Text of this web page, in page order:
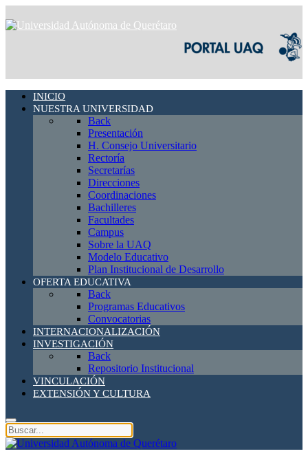
INICIO
NUESTRA UNIVERSIDAD
Back
Presentación
H. Consejo Universitario
Rectoría
Secretarías
Direcciones
Coordinaciones
Bachilleres
Facultades
Campus
Sobre la UAQ
Modelo Educativo
Plan Institucional de Desarrollo
OFERTA EDUCATIVA
Back
Programas Educativos
Convocatorias
INTERNACIONALIZACIÓN
INVESTIGACIÓN
Back
Repositorio Institucional
VINCULACIÓN
EXTENSIÓN Y CULTURA